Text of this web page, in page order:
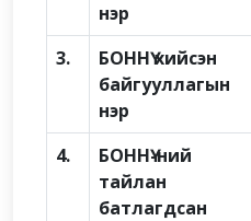
нэр
3.
БОННҮ хийсэн
байгууллагын
нэр
4.
БОННҮ-ний
тайлан
батлагдсан